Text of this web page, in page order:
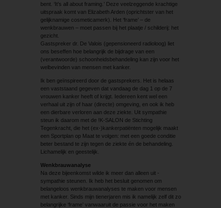
bent. ‘It’s all about framing.’ Deze veelzeggende krachtige
uitspraak komt van Elizabeth Arden (oprichtster van het
gelijknamige cosmeticamerk). Het ‘frame’ – de
wenkbrauwen – moet passen bij het plaatje / schilderij: het
gezicht.
Gastspreker dr. De Valois (gepensioneerd radioloog) liet
ons beseffen hoe belangrijk de bijdrage van een
(verantwoorde) schoonheidsbehandeling kan zijn voor het
welbevinden van mensen met kanker.
Ik ben geïnspireerd door de gastsprekers. Het is helaas
een vaststaand gegeven dat vandaag de dag 1 op de 7
vrouwen kanker heeft of krijgt. Iedereen kent wel een
verhaal uit zijn of haar (directe) omgeving, en ook ik heb
een dierbare verloren aan deze ziekte. Uit sympathie
steun ik daarom met de !K-SALON de Stichting
Tegenkracht, die het (ex-)kankerpatiënten mogelijk maakt
een Sportplan op Maat te volgen: met een goede conditie
beter bestand te zijn tegen de ziekte én de behandeling.
Lichamelijk en geestelijk.
Wenkbrauwanalyse
Na deze bijeenkomst wilde ik meer dan alleen uit ­
sympathie steunen. Ik heb het besluit genomen om
belangeloos ­wenkbrauwanalyses te maken voor mensen
met kanker. Sinds mijn tienerjaren mis ik namelijk zelf dit zo
belangrijke ‘frame’ vanwaaruit de passie voor het maken